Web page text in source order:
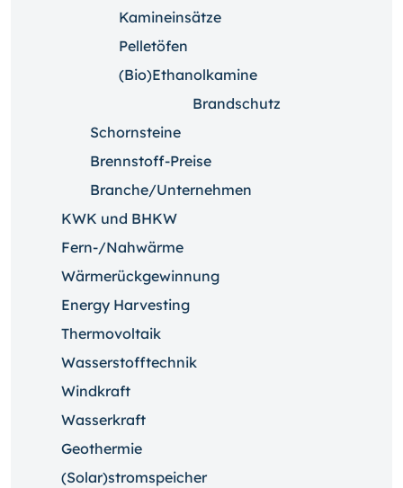
Kamineinsätze
Pelletöfen
(Bio)Ethanolkamine
Brandschutz
Schornsteine
Brennstoff-Preise
Branche/Unternehmen
KWK und BHKW
Fern-/Nahwärme
Wärmerückgewinnung
Energy Harvesting
Thermovoltaik
Wasserstofftechnik
Windkraft
Wasserkraft
Geothermie
(Solar)stromspeicher